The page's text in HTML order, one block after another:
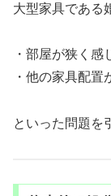
大型家具である
・部屋が狭く感
・他の家具配置
といった問題を